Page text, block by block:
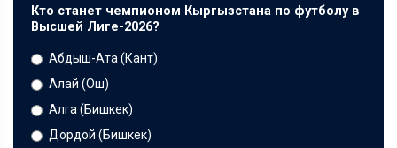
Кто станет чемпионом Кыргызстана по футболу в
Высшей Лиге-2026?
Абдыш-Ата (Кант)
Алай (Ош)
Алга (Бишкек)
Дордой (Бишкек)